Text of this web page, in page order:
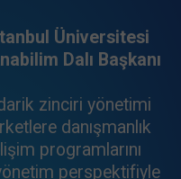
Üniversitesi
Dalı Başkanı
zinciri yönetimi
danışmanlık
programlarını
perspektifiyle